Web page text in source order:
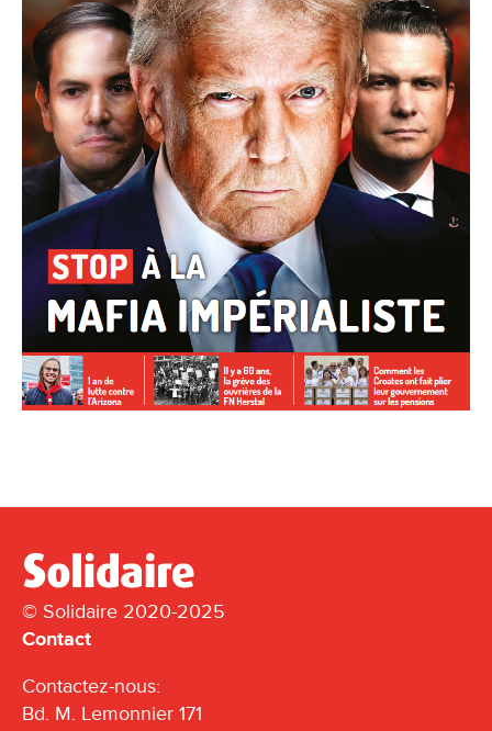
© Solidaire 2020-2025
Contact
Contactez-nous:
Bd. M. Lemonnier 171